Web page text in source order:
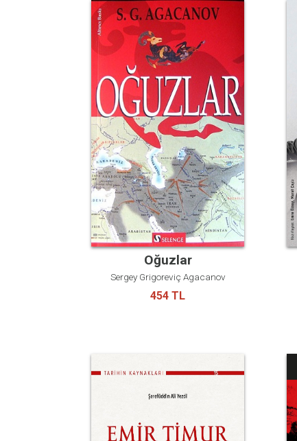
Oğuzlar
Sergey Grigoreviç Agacanov
454 TL